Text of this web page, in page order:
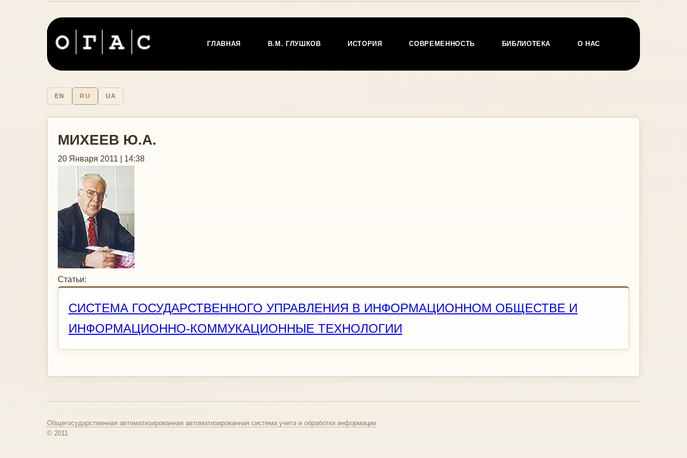
ГЛАВНАЯ В.М. ГЛУШКОВ ИСТОРИЯ СОВРЕМЕННОСТЬ БИБЛИОТЕКА О НАС
EN RU UA
МИХЕЕВ Ю.А.
20 Января 2011 | 14:38
Статьи:
СИСТЕМА ГОСУДАРСТВЕННОГО УПРАВЛЕНИЯ В ИНФОРМАЦИОННОМ ОБЩЕСТВЕ И
ИНФОРМАЦИОННО-КОММУКАЦИОННЫЕ ТЕХНОЛОГИИ
Общегосударственная автоматизированная автоматизированная система учета и обработки информации
© 2011